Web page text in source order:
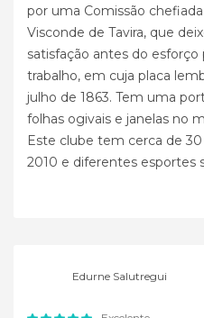
por uma Comissão
Visconde de Tavira, que
satisfação antes do esforço
trabalho, em cuja placa
julho de 1863. Tem uma
folhas ogivais e janelas no
Este clube tem cerca de
2010 e diferentes esportes
Edurne Salutregui